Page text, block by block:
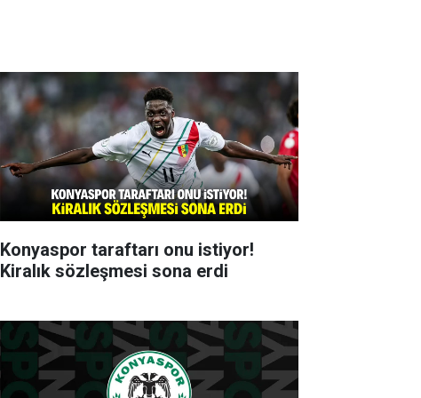
Konyaspor taraftarı onu istiyor!
Kiralık sözleşmesi sona erdi